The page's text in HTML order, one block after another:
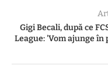
Gigi Becali, după ce
League: 'Vom ajunge